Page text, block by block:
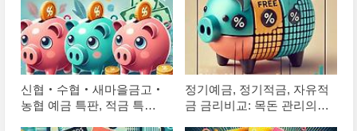
신협‧수협‧새마을금고‧
농협 예금 특판, 적금 특판
정기예금, 정기적금, 자유적
금 금리비교: 목돈 관리의